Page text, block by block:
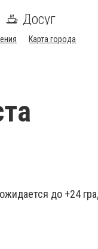
Досуг
Карта города
до +24